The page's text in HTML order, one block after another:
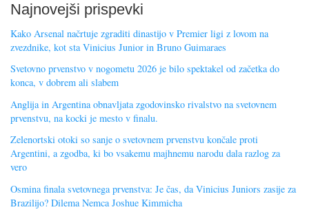
Najnovejši prispevki
Kako Arsenal načrtuje zgraditi dinastijo v Premier ligi z lovom na
zvezdnike, kot sta Vinicius Junior in Bruno Guimaraes
Svetovno prvenstvo v nogometu 2026 je bilo spektakel od začetka do
konca, v dobrem ali slabem
Anglija in Argentina obnavljata zgodovinsko rivalstvo na svetovnem
prvenstvu, na kocki je mesto v finalu.
Zelenortski otoki so sanje o svetovnem prvenstvu končale proti
Argentini, a zgodba, ki bo vsakemu majhnemu narodu dala razlog za
vero
Osmina finala svetovnega prvenstva: Je čas, da Vinicius Juniors zasije za
Brazilijo? Dilema Nemca Joshue Kimmicha